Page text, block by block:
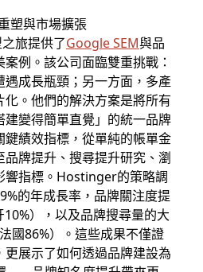
塑與市場擴張
旅提供了Google SEM與品
例。該公司面臨雙重挑戰：
成長瓶頸；另一方面，多產
。他們的解決方案是將所有
建變得簡單直覺」的統一品牌
績效指標，從單純的帳單金
牌提升、搜尋提升研究、瀏
響指標。Hostinger的策略調
的年成長率，品牌關注度提
），以及品牌搜尋量的大
國86%）。這些成果不僅證
展示了如何透過品牌建設為